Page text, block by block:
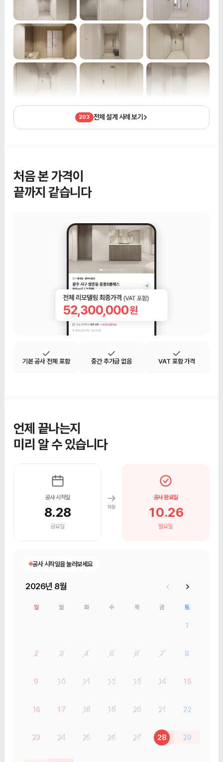
203 전체 설계 사례 보기
처음 본 가격이
끝까지 같습니다
기본 공사 전체 포함 중간 추가금 없음 VAT 포함 가격
언제 끝나는지
미리 알 수 있습니다
공사 시작일
8.28
금요일
자동
공사 완료일
10.26
월요일
공사 시작일을 눌러보세요
2026년 8월
일 월 화 수 목 금 토
1
2 3 4 5 6 7 8
9 10 11 12 13 14 15
16 17 18 19 20 21 22
23 24 25 26 27 28 29